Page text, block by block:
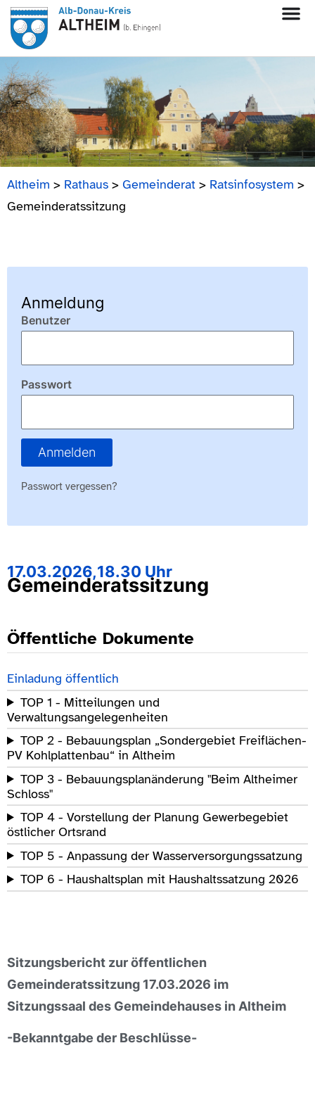
Altheim > Rathaus > Gemeinderat > Ratsinfosystem >
Gemeinderatssitzung
17.03.2026,18.30 Uhr
Gemeinderatssitzung
Öffentliche Dokumente
Einladung öffentlich
TOP 1 - Mitteilungen und
Verwaltungsangelegenheiten
TOP 2 - Bebauungsplan „Sondergebiet Freiflächen-
PV Kohlplattenbau“ in Altheim
TOP 3 - Bebauungsplanänderung "Beim Altheimer
Schloss"
TOP 4 - Vorstellung der Planung Gewerbegebiet
östlicher Ortsrand
TOP 5 - Anpassung der Wasserversorgungssatzung
TOP 6 - Haushaltsplan mit Haushaltssatzung 2026
Sitzungsbericht zur öffentlichen
Gemeinderatssitzung 17.03.2026 im
Sitzungssaal des Gemeindehauses in Altheim
-Bekanntgabe der Beschlüsse-
Anmeldung
Benutzer
Passwort
Anmelden
Passwort vergessen?